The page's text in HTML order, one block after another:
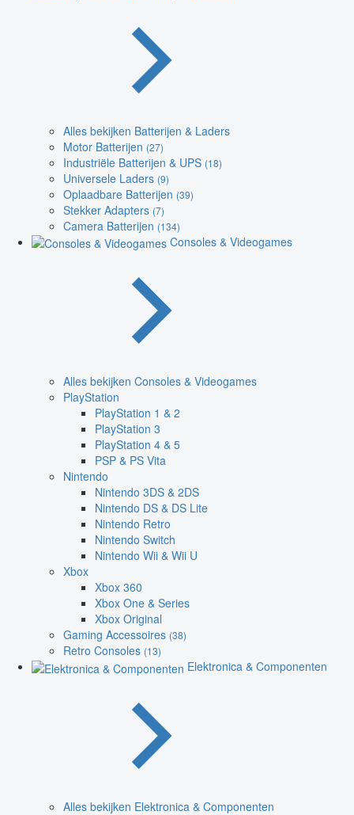
Alles bekijken Batterijen & Laders
Motor Batterijen (27)
Industriële Batterijen & UPS (18)
Universele Laders (9)
Oplaadbare Batterijen (39)
Stekker Adapters (7)
Camera Batterijen (134)
Consoles & Videogames
Alles bekijken Consoles & Videogames
PlayStation
PlayStation 1 & 2
PlayStation 3
PlayStation 4 & 5
PSP & PS Vita
Nintendo
Nintendo 3DS & 2DS
Nintendo DS & DS Lite
Nintendo Retro
Nintendo Switch
Nintendo Wii & Wii U
Xbox
Xbox 360
Xbox One & Series
Xbox Original
Gaming Accessoires (38)
Retro Consoles (13)
Elektronica & Componenten
Alles bekijken Elektronica & Componenten